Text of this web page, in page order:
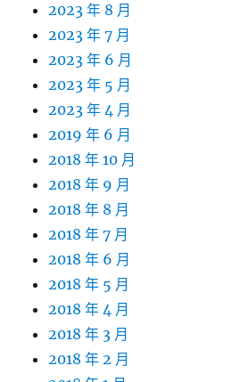
2023 年 8 月
2023 年 7 月
2023 年 6 月
2023 年 5 月
2023 年 4 月
2019 年 6 月
2018 年 10 月
2018 年 9 月
2018 年 8 月
2018 年 7 月
2018 年 6 月
2018 年 5 月
2018 年 4 月
2018 年 3 月
2018 年 2 月